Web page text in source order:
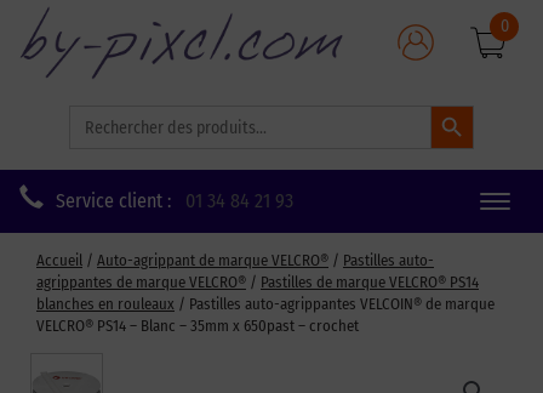
for:
Search Button
0
Service client : 01 34 84 21 93
Toggle
Accueil / Auto-agrippant de marque VELCRO® / Pastilles auto-
agrippantes de marque VELCRO® / Pastilles de marque VELCRO® PS14
blanches en rouleaux / Pastilles auto-agrippantes VELCOIN® de marque
VELCRO® PS14 – Blanc – 35mm x 650past – crochet